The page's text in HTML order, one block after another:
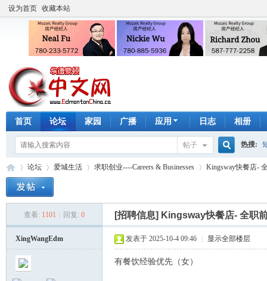
设为首页 收藏本站
首页 论坛 家园 广播 应用 日志 相册
帖子
索
热搜:
手工皂
论坛
›
爱城生活
›
求职创业----Careers & Businesses
›
Kingsway快餐店-
查看: 1101 回复: 0 [招聘信息] Kingsway快餐店- 全职
XingWangEdm 发表于 2025-10-4 09:46 显示全部楼层
有餐饮经验优先（女）